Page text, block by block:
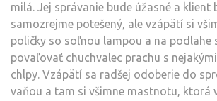
milá. Jej správanie bude úžasné a klient
samozrejme potešený, ale vzápätí si
poličky so soľnou lampou a na podlahe
povaľovať chuchvalec prachu s
chlpy. Vzápätí sa radšej odoberie do
vaňou a tam si všimne mastnotu, ktorá